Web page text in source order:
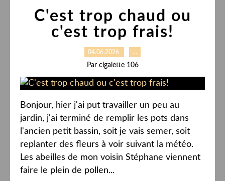
C'est trop chaud ou
c'est trop frais!
04.06.2026 …
Par cigalette 106
Bonjour, hier j'ai put travailler un peu au
jardin, j'ai terminé de remplir les pots dans
l'ancien petit bassin, soit je vais semer, soit
replanter des fleurs à voir suivant la météo.
Les abeilles de mon voisin Stéphane viennent
faire le plein de pollen...